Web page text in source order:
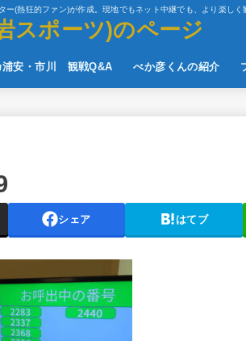
(熱狂的ファン)が作成。現地でもネット中継でも、より楽しく
スポーツ)のページ
浦安・市川 観戦Q&A べか彦くんの紹介
シェア はてブ